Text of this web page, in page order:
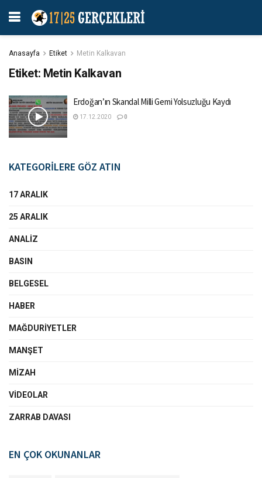
Anasayfa Etiket Metin Kalkavan
Etiket: Metin Kalkavan
Erdoğan’ın Skandal Milli Gemi Yolsuzluğu Kaydı
17.12.2020 0
KATEGORİLERE GÖZ ATIN
17 ARALIK
25 ARALIK
ANALIZ
BASIN
BELGESEL
HABER
MAĞDURIYETLER
MANŞET
MIZAH
VIDEOLAR
ZARRAB DAVASI
EN ÇOK OKUNANLAR